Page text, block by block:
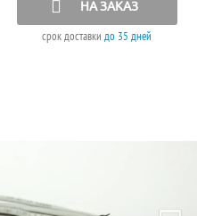
НА ЗАКАЗ
срок доставкидо 35 дней